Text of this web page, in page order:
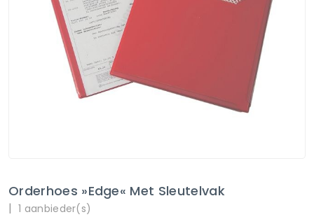
Orderhoes »Edge« Met Sleutelvak
| 1 aanbieder(s)